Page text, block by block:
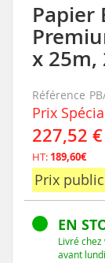
Papier
x 25m,
Référence
Prix
227,52 €
HT: 189,60€
Prix public
EN
Livré
avant
Skip
to
the
beginning
the
images
gallery